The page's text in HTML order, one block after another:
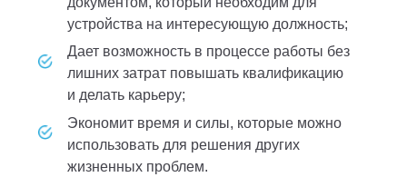
устройства на интересующую должность;
дает возможность в процессе работы без
лишних затрат повышать квалификацию
и делать карьеру;
экономит время и силы, которые можно
использовать для решения других
жизненных проблем.